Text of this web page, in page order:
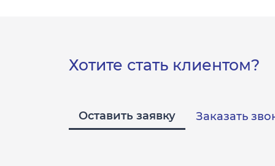
Хотите стать клиентом?
Оставить заявку Заказать